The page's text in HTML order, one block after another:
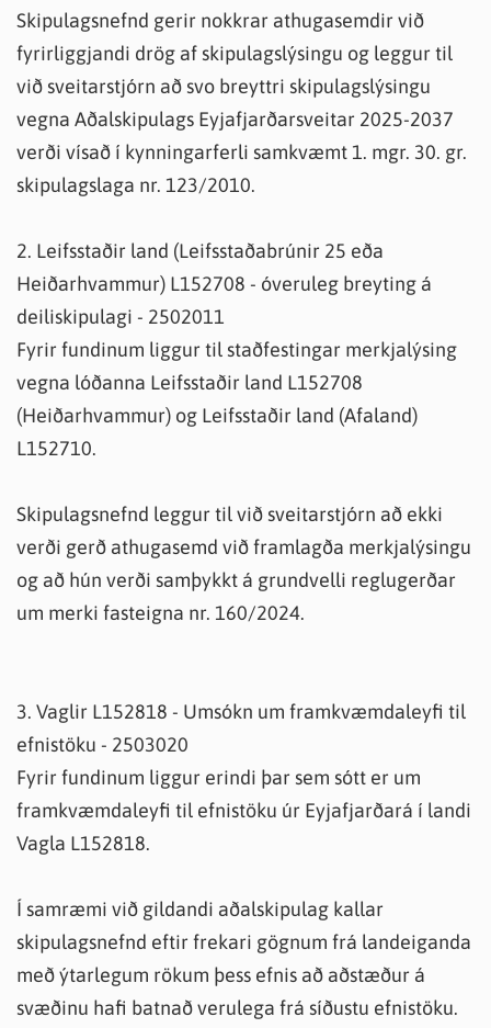
Skipulagsnefnd gerir nokkrar athugasemdir við
fyrirliggjandi drög af skipulagslýsingu og leggur til
við sveitarstjórn að svo breyttri skipulagslýsingu
vegna Aðalskipulags Eyjafjarðarsveitar 2025-2037
verði vísað í kynningarferli samkvæmt 1. mgr. 30. gr.
skipulagslaga nr. 123/2010.
2. Leifsstaðir land (Leifsstaðabrúnir 25 eða
Heiðarhvammur) L152708 - óveruleg breyting á
deiliskipulagi - 2502011
Fyrir fundinum liggur til staðfestingar merkjalýsing
vegna lóðanna Leifsstaðir land L152708
(Heiðarhvammur) og Leifsstaðir land (Afaland)
L152710.
Skipulagsnefnd leggur til við sveitarstjórn að ekki
verði gerð athugasemd við framlagða merkjalýsingu
og að hún verði samþykkt á grundvelli reglugerðar
um merki fasteigna nr. 160/2024.
3. Vaglir L152818 - Umsókn um framkvæmdaleyfi til
efnistöku - 2503020
Fyrir fundinum liggur erindi þar sem sótt er um
framkvæmdaleyfi til efnistöku úr Eyjafjarðará í landi
Vagla L152818.
Í samræmi við gildandi aðalskipulag kallar
skipulagsnefnd eftir frekari gögnum frá landeiganda
með ýtarlegum rökum þess efnis að aðstæður á
svæðinu hafi batnað verulega frá síðustu efnistöku.